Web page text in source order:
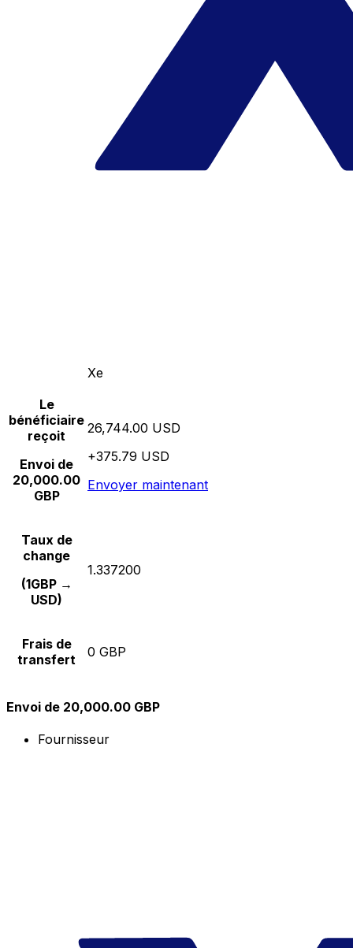
Xe
Le
bénéficiaire
reçoit
Envoi de
20,000.00
GBP
26,744.00 USD
+375.79 USD
Envoyer maintenant
Taux de
change
(1GBP →
USD)
1.337200
Frais de
transfert
0 GBP
Envoi de 20,000.00 GBP
Fournisseur